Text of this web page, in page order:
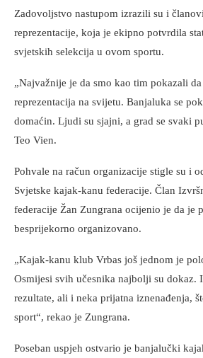
Zadovoljstvo nastupom izrazili su i
reprezentacije, koja je ekipno potvrdila
svjetskih selekcija u ovom sportu.
„Najvažnije je da smo kao tim pokazali
reprezentacija na svijetu. Banjaluka se
domaćin. Ljudi su sjajni, a grad se svaki
Teo Vien.
Pohvale na račun organizacije stigle su i
Svjetske kajak-kanu federacije. Član
federacije Žan Zungrana ocijenio je da je
besprijekorno organizovano.
„Kajak-kanu klub Vrbas još jednom je
Osmijesi svih učesnika najbolji su dokaz.
rezultate, ali i neka prijatna iznenađenja,
sport“, rekao je Zungrana.
Poseban uspjeh ostvario je banjalučki